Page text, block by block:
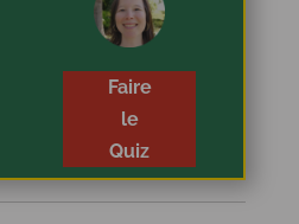
Faire
le
Quiz